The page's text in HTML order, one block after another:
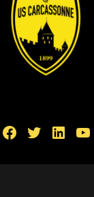
Facebook Twitter LinkedIn YouTube